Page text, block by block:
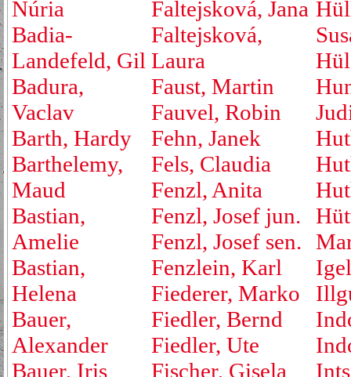
Núria
Badia-
Landefeld, Gil
Badura,
Vaclav
Barth, Hardy
Barthelemy,
Maud
Bastian,
Amelie
Bastian,
Helena
Bauer,
Alexander
Bauer, Iris
Faltejsková, Jana
Faltejsková,
Laura
Faust, Martin
Fauvel, Robin
Fehn, Janek
Fels, Claudia
Fenzl, Anita
Fenzl, Josef jun.
Fenzl, Josef sen.
Fenzlein, Karl
Fiederer, Marko
Fiedler, Bernd
Fiedler, Ute
Fischer, Gisela